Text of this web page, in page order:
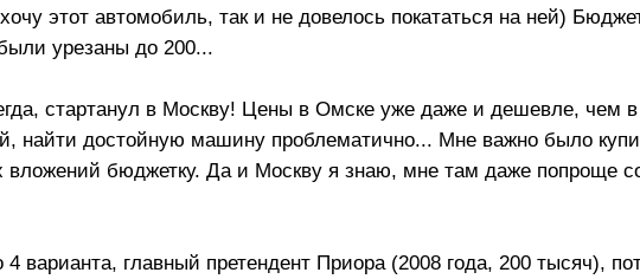
этот автомобиль, так и не довелось покататься на ней)
урезаны до 200...
стартанул в Москву! Цены в Омске уже даже и дешевле, чем
найти достойную машину проблематично... Мне важно было
бюджетку. Да и Москву я знаю, мне там даже попроще
варианта, главный претендент Приора (2008 года, 200 тысяч),